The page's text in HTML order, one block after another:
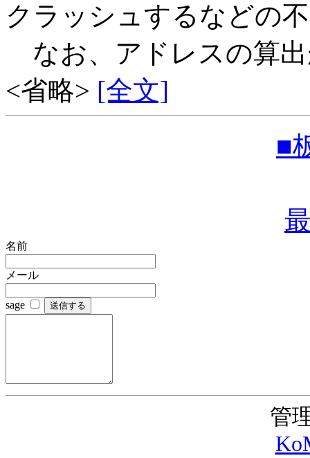
クラッシュするなどの
なお、アドレスの算
<省略> [全文]
■
名前
メール
sage
管